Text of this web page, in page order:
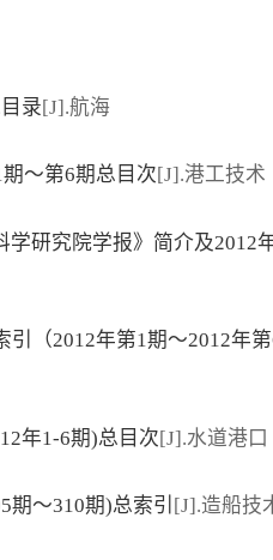
录[J].航海
期～第6期总目次[J].港工技术
学研究院学报》简介及2012
引（2012年第1期～2012年
年1-6期)总目次[J].水道港口
期～310期)总索引 [J].造船技